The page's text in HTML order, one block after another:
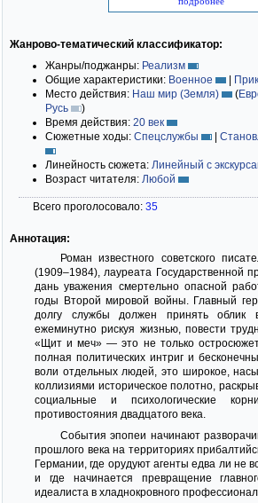
Жанрово-тематический классификатор:
Жанры/поджанры: Реализм
Общие характеристики: Военное |
Место действия: Наш мир (Земля) (
Русь
)
Время действия: 20 век
Сюжетные ходы: Спецслужбы |
Линейность сюжета: Линейный с
Возраст читателя: Любой
Всего проголосовало: 35
Аннотация:
Роман известного советского
(1909–1984), лауреата
дань уважения смертельно опасной
годы Второй мировой войны. Главный
долгу службы должен принять облик
ежеминутно рискуя жизнью, повести
«Щит и меч» — это не только
полная политических интриг и
воли отдельных людей, это широкое,
коллизиями историческое полотно,
социальные и психологические
противостояния двадцатого века.
События эпопеи начинают
прошлого века на территориях
Германии, где орудуют агенты едва ли не
и где начинается превращение
идеалиста в хладнокровного